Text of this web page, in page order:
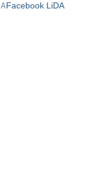
Facebook LiDA